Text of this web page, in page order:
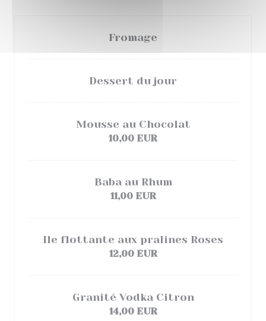
Fromage
Dessert du jour
Mousse au Chocolat
10,00 EUR
Baba au Rhum
11,00 EUR
Ile flottante aux pralines Roses
12,00 EUR
Granité Vodka Citron
14,00 EUR